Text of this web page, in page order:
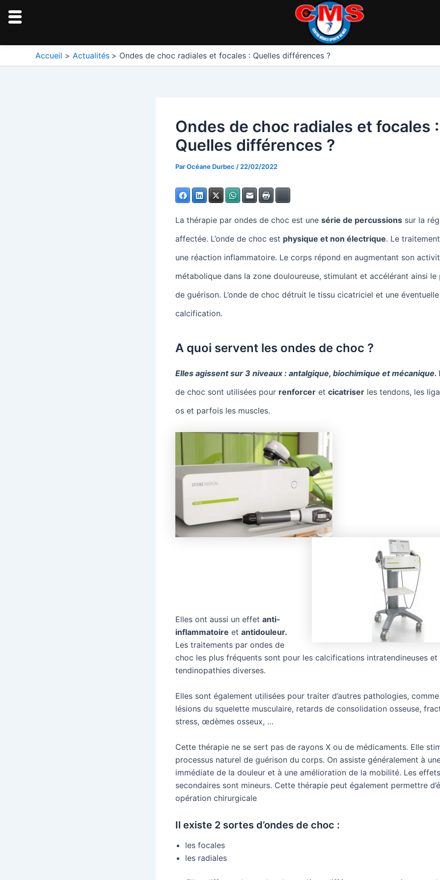
Accueil Actualités Ondes de choc radiales et focales : Quelles différences ?
Ondes de choc radiales et focales :
Quelles différences ?
ParOcéane Durbec / 22/02/2022
FacebookLinkedIn WhatsApp
E-mail
La thérapie par ondes de choc est une série de percussions sur la
affectée. L’onde de choc est physique et non électrique. Le
une réaction inflammatoire. Le corps répond en augmentant son
métabolique dans la zone douloureuse, stimulant et accélérant ainsi le
de guérison. L’onde de choc détruit le tissu cicatriciel et une éventuelle
calcification.
A quoi servent les ondes de choc ?
Elles agissent sur 3 niveaux : antalgique, biochimique et mécanique.
de choc sont utilisées pour renforcer et cicatriser les tendons, les
os et parfois les muscles.
Elles ont aussi un effet anti-
inflammatoire et antidouleur.
Les traitements par ondes de
choc les plus fréquents sont pour les calcifications intratendineuses et
tendinopathies diverses.
Elles sont également utilisées pour traiter d’autres pathologies,
lésions du squelette musculaire, retards de consolidation osseuse,
stress, œdèmes osseux, …
Cette thérapie ne se sert pas de rayons X ou de médicaments. Elle
processus naturel de guérison du corps. On assiste généralement à
immédiate de la douleur et à une amélioration de la mobilité. Les effets
secondaires sont mineurs. Cette thérapie peut également permettre
opération chirurgicale
Il existe 2 sortes d’ondes de choc :
les focales
les radiales
Navigation
des